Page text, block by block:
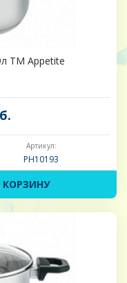
ТМ Appetite
Артикул:
PH10193